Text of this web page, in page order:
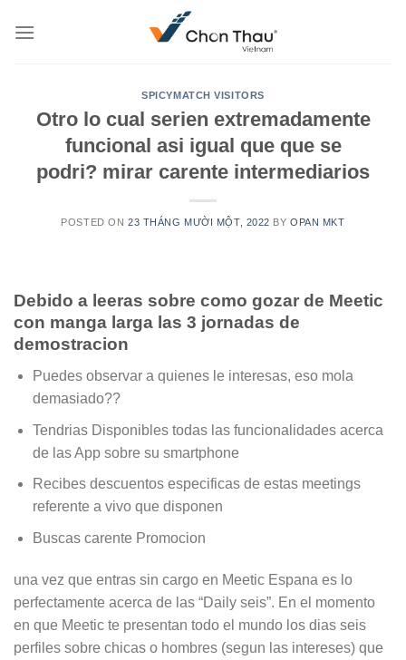
SPICYMATCH VISITORS
Otro lo cual seri­en extremadamente
funcional asi­ igual que que se
podri? mirar carente intermediarios
POSTED ON 23 THÁNG MƯỜI MỘT, 2022 BYOPAN MKT
Debido a leeras sobre como gozar de Meetic
con manga larga las 3 jornadas de
demostracion
Puedes observar a quienes le interesas, eso mola
demasiado??
Tendri­as Disponibles todas las funcionalidades acerca
de las App sobre su smartphone
Recibes descuentos especificas de estas meetings
referente a vivo que disponen
Buscas carente Promocion
una vez que entras sin cargo en Meetic Espana es lo
perfectamente acerca de las “Daily seis”. En el momento
en que Meetic te presentan todo el mundo los dias seis
perfiles sobre chicas o hombres (segun las intereses) que